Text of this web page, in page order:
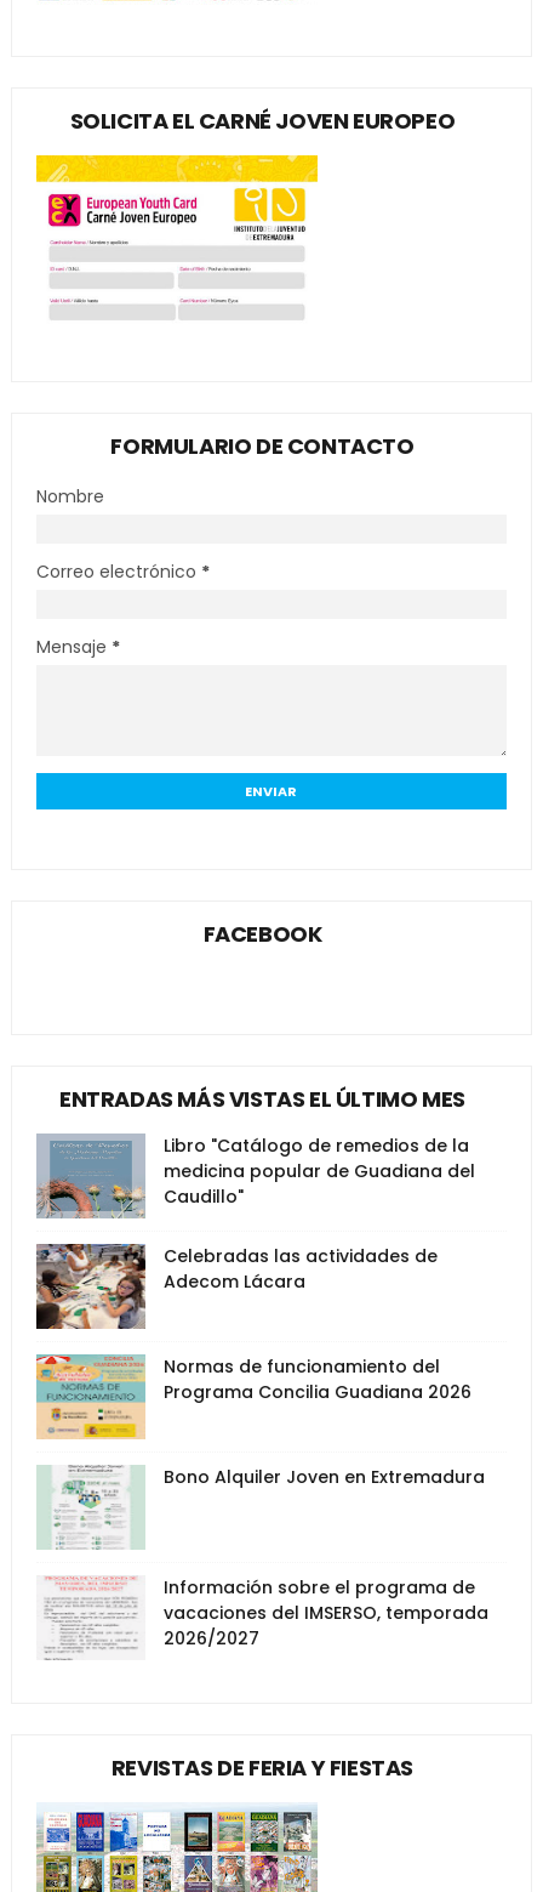
SOLICITA EL CARNÉ JOVEN EUROPEO
FORMULARIO DE CONTACTO
Nombre
Correo electrónico *
Mensaje *
FACEBOOK
ENTRADAS MÁS VISTAS EL ÚLTIMO MES
Libro "Catálogo de remedios de la
medicina popular de Guadiana del
Caudillo"
Celebradas las actividades de
Adecom Lácara
Normas de funcionamiento del
Programa Concilia Guadiana 2026
Bono Alquiler Joven en Extremadura
Información sobre el programa de
vacaciones del IMSERSO, temporada
2026/2027
REVISTAS DE FERIA Y FIESTAS